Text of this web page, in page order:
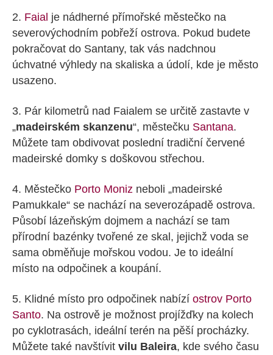
2. Faial je nádherné přímořské městečko na
severovýchodním pobřeží ostrova. Pokud budete
pokračovat do Santany, tak vás nadchnou
úchvatné výhledy na skaliska a údolí, kde je město
usazeno.
3. Pár kilometrů nad Faialem se určitě zastavte v
„madeirském skanzenu“, městečku Santana.
Můžete tam obdivovat poslední tradiční červené
madeirské domky s doškovou střechou.
4. Městečko Porto Moniz neboli „madeirské
Pamukkale“ se nachází na severozápadě ostrova.
Působí lázeňským dojmem a nachází se tam
přírodní bazénky tvořené ze skal, jejichž voda se
sama obměňuje mořskou vodou. Je to ideální
místo na odpočinek a koupání.
5. Klidné místo pro odpočinek nabízí ostrov Porto
Santo. Na ostrově je možnost projížďky na kolech
po cyklotrasách, ideální terén na pěší procházky.
Můžete také navštívit vilu Baleira, kde svého času